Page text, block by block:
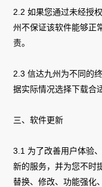
2.2 如果您通过未经授
州不保证该软件能够正
责。
2.3 信达九州为不同的
据实际情况选择下载合
三、软件更新
3.1 为了改善用户体验
新的服务，并为您不时
替换、修改、功能强化